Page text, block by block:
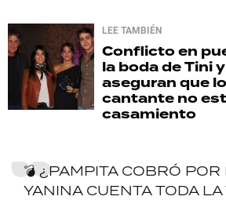
LEE TAMBIÉN
Conflicto en
la boda de Tini
aseguran que
cantante no
casamiento
💣 ¿PAMPITA COBRÓ POR
YANINA CUENTA TODA